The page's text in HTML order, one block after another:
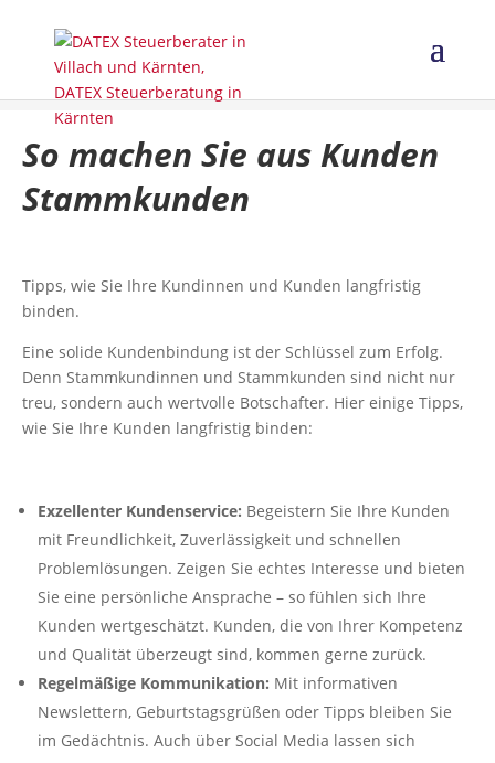
So machen Sie aus Kunden
Stammkunden
Tipps, wie Sie Ihre Kundinnen und Kunden langfristig
binden.
Eine solide Kundenbindung ist der Schlüssel zum Erfolg.
Denn Stammkundinnen und Stammkunden sind nicht nur
treu, sondern auch wertvolle Botschafter. Hier einige Tipps,
wie Sie Ihre Kunden langfristig binden:
Exzellenter Kundenservice: Begeistern Sie Ihre Kunden
mit Freundlichkeit, Zuverlässigkeit und schnellen
Problemlösungen. Zeigen Sie echtes Interesse und bieten
Sie eine persönliche Ansprache – so fühlen sich Ihre
Kunden wertgeschätzt. Kunden, die von Ihrer Kompetenz
und Qualität überzeugt sind, kommen gerne zurück.
Regelmäßige Kommunikation: Mit informativen
Newslettern, Geburtstagsgrüßen oder Tipps bleiben Sie
im Gedächtnis. Auch über Social Media lassen sich